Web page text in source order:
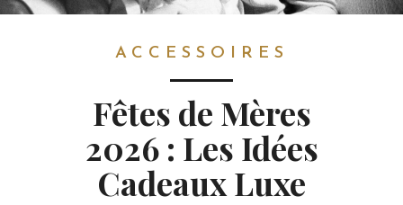
ACCESSOIRES
Fêtes de Mères
2026 : Les Idées
Cadeaux Luxe